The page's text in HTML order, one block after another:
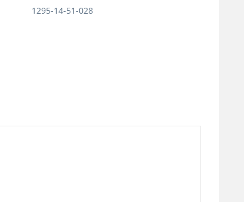
1295-14-51-028